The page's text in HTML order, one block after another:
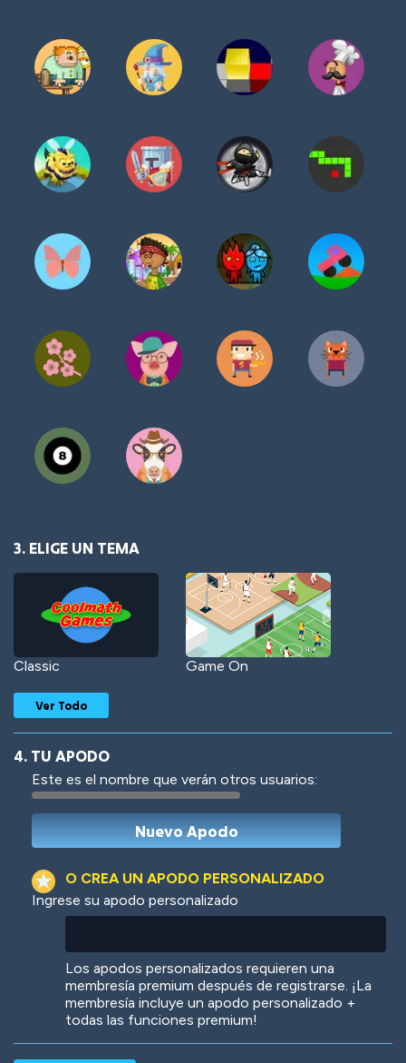
3. ELIGE UN TEMA
Classic Game On
Woof Jungle Cats
Ver Todo
4. TU APODO
Este es el nombre que verán otros usuarios:
O CREA UN APODO PERSONALIZADO
Ingrese su apodo personalizado
Los apodos personalizados requieren una
membresía premium después de registrarse. ¡La
membresía incluye un apodo personalizado +
todas las funciones premium!